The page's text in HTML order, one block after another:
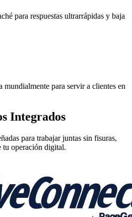
para respuestas ultrarrápidas y baja
mundialmente para servir a clientes en
Integrados
para trabajar juntas sin fisuras,
tu operación digital.